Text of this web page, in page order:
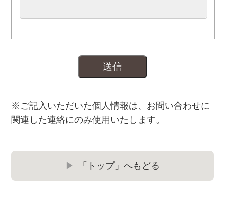
※ご記入いただいた個人情報は、お問い合わせに
関連した連絡にのみ使用いたします。
「トップ」へもどる